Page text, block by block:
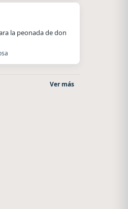
la peonada de don
Ver más